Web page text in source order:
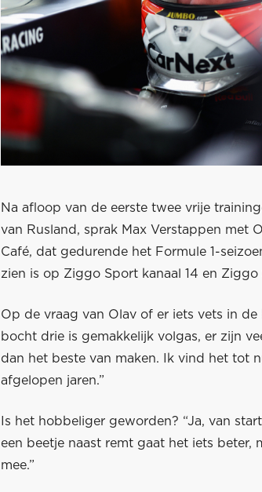
Na afloop van de eerste twee vrije
van Rusland, sprak Max Verstappen met
Café, dat gedurende het Formule 1-
zien is op Ziggo Sport kanaal 14 en Ziggo
Op de vraag van Olav of er iets vets in de
bocht drie is gemakkelijk volgas, er zijn
dan het beste van maken. Ik vind het tot
afgelopen jaren.”
Is het hobbeliger geworden? “Ja, van
een beetje naast remt gaat het iets beter,
mee.”